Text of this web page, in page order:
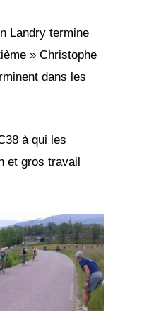
Landry termine
» Christophe
dans les
à qui les
et gros travail